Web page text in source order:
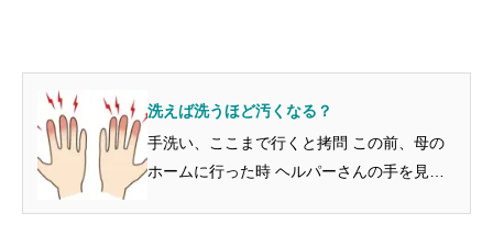
洗えば洗うほど汚くなる？
手洗い、ここまで行くと拷問 この前、母の
ホームに行った時 ヘルパーさんの手を見て